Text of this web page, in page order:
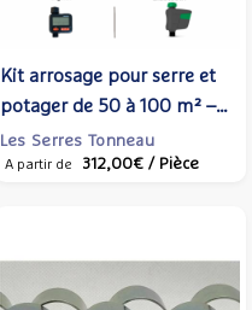
Kit arrosage pour serre et
potager de 50 à 100 m² –
Serres Tonneau
Les Serres Tonneau
A partir de 312,00€ / Pièce